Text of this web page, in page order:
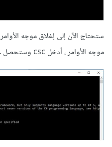
ستحتاج الآن إلى إغلاق موجه
موجه الأوامر ، أدخل csc وستحصل على التالي